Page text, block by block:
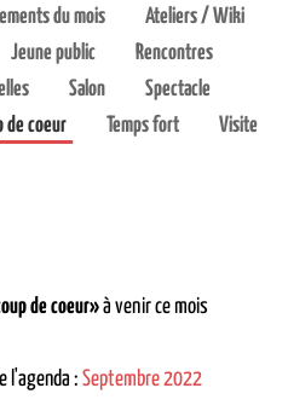
du mois
Ateliers / Wiki
Jeune public
Rencontres
Salon
Spectacle
de coeur Temps fort Visite
de coeur»à venir ce mois
l'agenda : Septembre 2022